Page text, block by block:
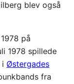
blev også
på
1978 spillede
i Østergades
fra